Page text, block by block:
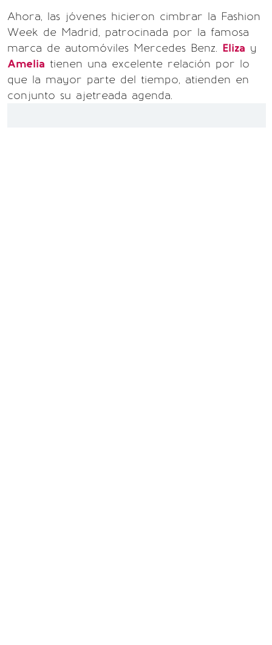
Ahora, las jóvenes hicieron cimbrar la Fashion
Week de Madrid, patrocinada por la famosa
marca de automóviles Mercedes Benz. Eliza y
Amelia tienen una excelente relación por lo
que la mayor parte del tiempo, atienden en
conjunto su ajetreada agenda.